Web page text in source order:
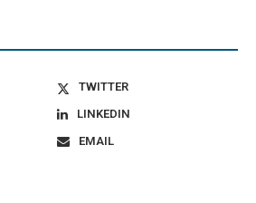
TWITTER
LINKEDIN
EMAIL